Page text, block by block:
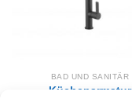
BAD UND SANITÄR
Küchenarmatur